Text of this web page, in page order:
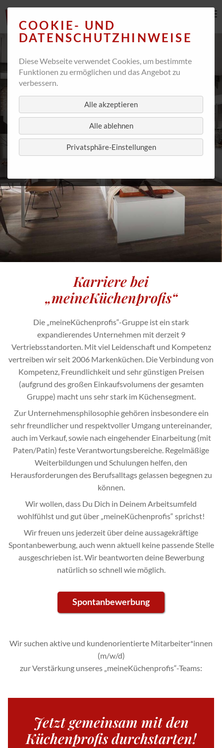
Karriere bei
„meineKüchenprofis“
Die „meineKüchenprofis“-Gruppe ist ein stark
expandierendes Unternehmen mit derzeit 9
Vertriebsstandorten. Mit viel Leidenschaft und Kompetenz
vertreiben wir seit 2006 Markenküchen. Die Verbindung von
Kompetenz, Freundlichkeit und sehr günstigen Preisen
(aufgrund des großen Einkaufsvolumens der gesamten
Gruppe) macht uns sehr stark im Küchensegment.
Zur Unternehmensphilosophie gehören insbesondere ein
sehr freundlicher und respektvoller Umgang untereinander,
auch im Verkauf, sowie nach eingehender Einarbeitung (mit
Paten/Patin) feste Verantwortungsbereiche. Regelmäßige
Weiterbildungen und Schulungen helfen, den
Herausforderungen des Berufsalltags gelassen begegnen zu
können.
Wir wollen, dass Du Dich in Deinem Arbeitsumfeld
wohlfühlst und gut über „meineKüchenprofis“ sprichst!
Wir freuen uns jederzeit über deine aussagekräftige
Spontanbewerbung, auch wenn aktuell keine passende Stelle
ausgeschrieben ist. Wir beantworten deine Bewerbung
natürlich so schnell wie möglich.
Spontanbewerbung
Wir suchen aktive und kundenorientierte Mitarbeiter*innen
(m/w/d)
zur Verstärkung unseres „meineKüchenprofis“-Teams:
Jetzt gemeinsam mit den
Küchenprofis durchstarten!
COOKIE- UND
DATENSCHUTZHINWEISE
Diese Webseite verwendet Cookies, um bestimmte
Funktionen zu ermöglichen und das Angebot zu
verbessern.
Alle akzeptieren
Alle ablehnen
Privatsphäre-Einstellungen